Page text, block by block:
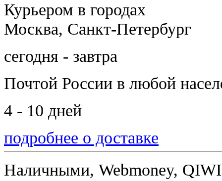
Курьером в городах
Москва, Санкт-Петербург
сегодня - завтра
Почтой России в любой
4 - 10 дней
подробнее о доставке
Наличными, Webmoney,